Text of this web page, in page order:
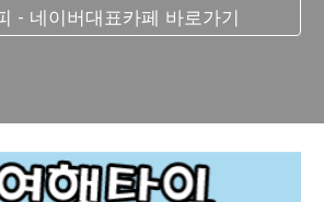
- 네이버대표카페 바로가기